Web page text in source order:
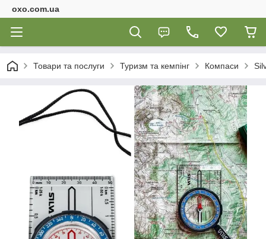
oxo.com.ua
Товари та послуги Туризм та кемпінг Компаси